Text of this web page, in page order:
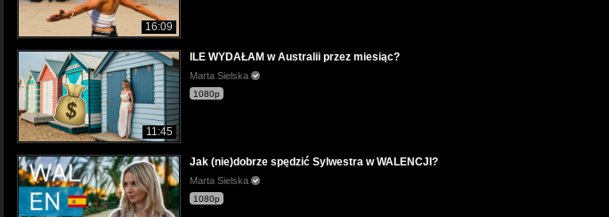
16:09
11:45
ILE WYDAŁAM w Australii przez miesiąc?
Marta Sielska
1080p
Jak (nie)dobrze spędzić Sylwestra w WALENCJI?
Marta Sielska
1080p